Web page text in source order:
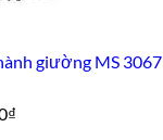
giường MS 3067
₫